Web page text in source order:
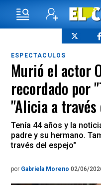
ESPECTACULOS
Murió el actor
recordado por
"Alicia a
Tenía 44 años y la
padre y su hermano.
través del espejo"
por Gabriela Moreno 02/06/